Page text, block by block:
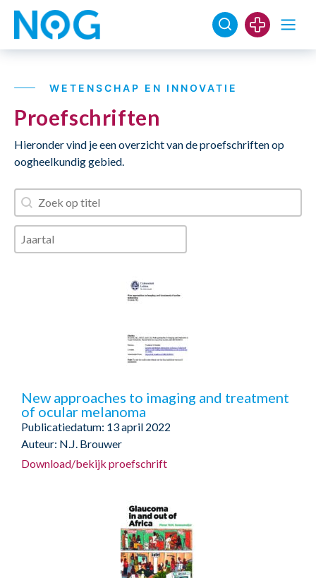
WETENSCHAP EN INNOVATIE
Proefschriften
Hieronder vind je een overzicht van de proefschriften op
oogheelkundig gebied.
Proefschriften filter
Search content
Filter op publicatiejaar
Zoek op jaartal
New approaches to imaging and treatment
of ocular melanoma
Publicatiedatum: 13 april 2022
Auteur: N.J. Brouwer
Download/bekijk proefschrift